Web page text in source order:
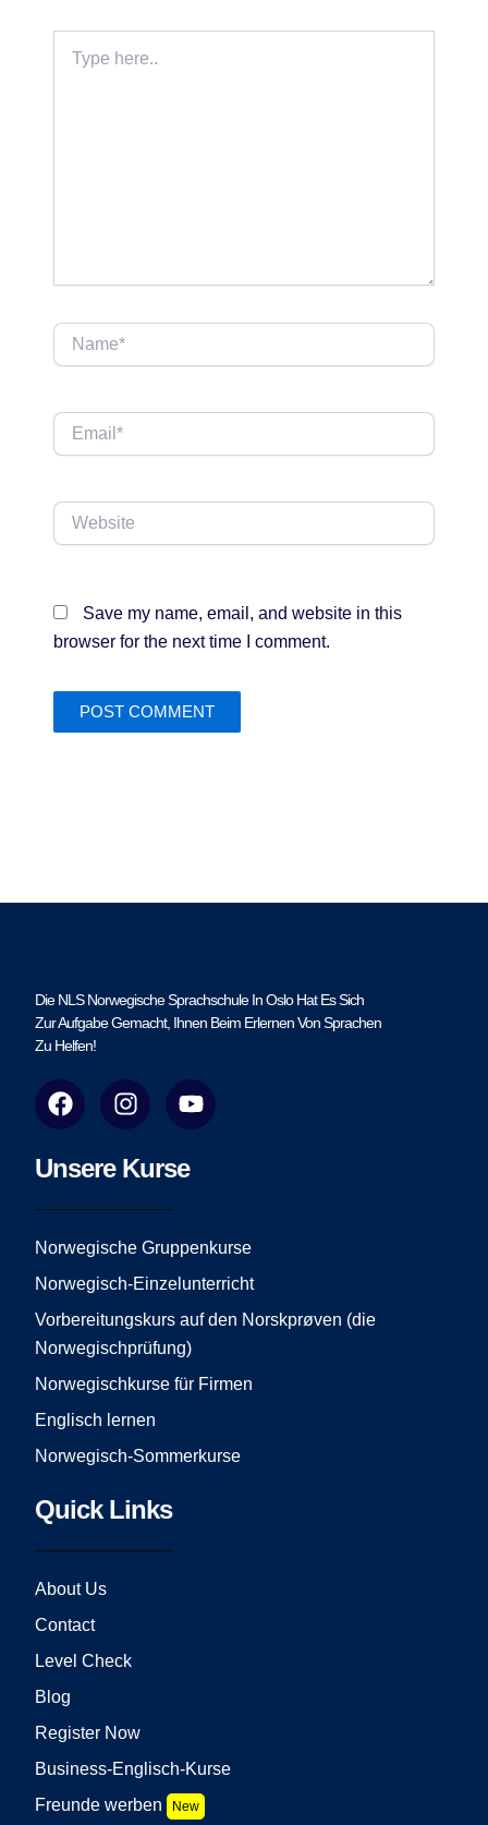
here..
Name*
Email*
Website
Save my name, email, and website in this
browser for the next time I comment.
Die NLS Norwegische Sprachschule In Oslo Hat Es Sich
Zur Aufgabe Gemacht, Ihnen Beim Erlernen Von Sprachen
Zu Helfen!
F
a
e
o
o
I
n
t
g
r
m
Y
o
t
e
Unsere Kurse
Norwegische Gruppenkurse
Norwegisch-Einzelunterricht
Vorbereitungskurs auf den Norskprøven (die
Norwegischprüfung)
Norwegischkurse für Firmen
Englisch lernen
Norwegisch-Sommerkurse
Quick Links
About Us
Contact
Level Check
Blog
Register Now
Business-Englisch-Kurse
Freunde werben
New